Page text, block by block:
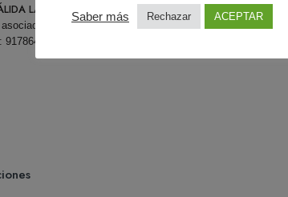
LA OFERTA?
a Ecobody en Barcelona
636255157
Saber más Rechazar ACEPTAR